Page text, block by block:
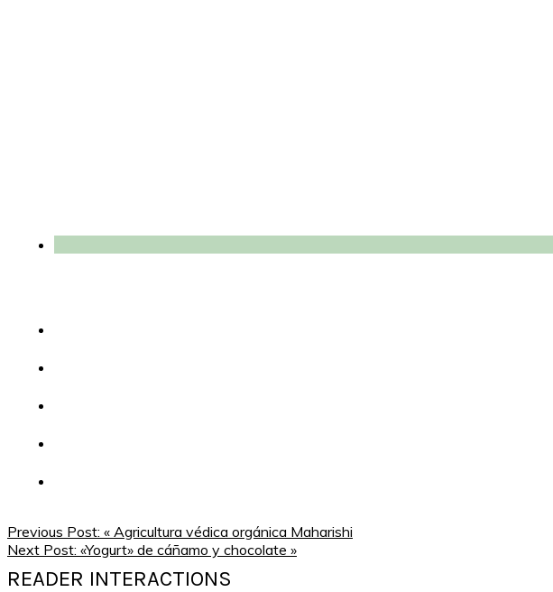
Previous Post: « Agricultura védica orgánica Maharishi
Next Post: «Yogurt» de cáñamo y chocolate »
READER INTERACTIONS